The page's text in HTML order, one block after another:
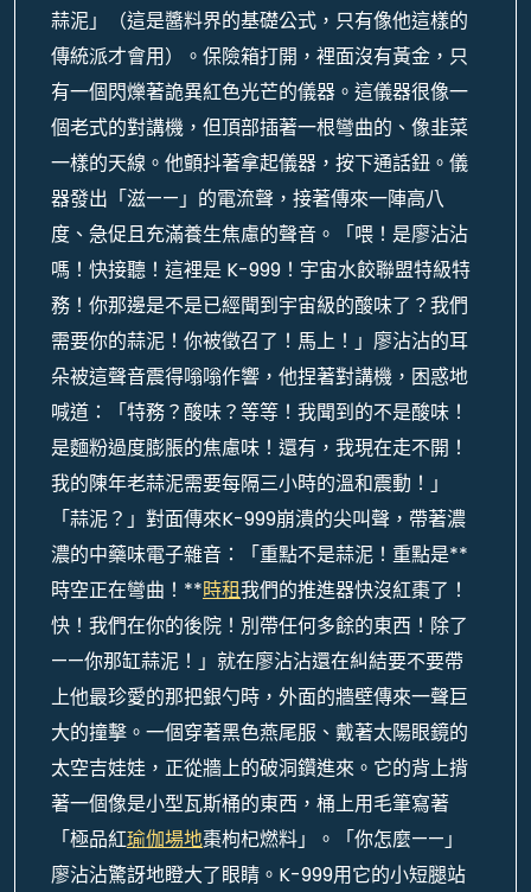
蒜泥」（這是醬料界的基礎公式，只有像他這樣的
傳統派才會用）。保險箱打開，裡面沒有黃金，只
有一個閃爍著詭異紅色光芒的儀器。這儀器很像一
個老式的對講機，但頂部插著一根彎曲的、像韭菜
一樣的天線。他顫抖著拿起儀器，按下通話鈕。儀
器發出「滋——」的電流聲，接著傳來一陣高八
度、急促且充滿養生焦慮的聲音。「喂！是廖沾沾
嗎！快接聽！這裡是 K-999！宇宙水餃聯盟特級特
務！你那邊是不是已經聞到宇宙級的酸味了？我們
需要你的蒜泥！你被徵召了！馬上！」廖沾沾的耳
朵被這聲音震得嗡嗡作響，他捏著對講機，困惑地
喊道：「特務？酸味？等等！我聞到的不是酸味！
是麵粉過度膨脹的焦慮味！還有，我現在走不開！
我的陳年老蒜泥需要每隔三小時的溫和震動！」
「蒜泥？」對面傳來K-999崩潰的尖叫聲，帶著濃
濃的中藥味電子雜音：「重點不是蒜泥！重點是**
時空正在彎曲！**時租我們的推進器快沒紅棗了！
快！我們在你的後院！別帶任何多餘的東西！除了
——你那缸蒜泥！」就在廖沾沾還在糾結要不要帶
上他最珍愛的那把銀勺時，外面的牆壁傳來一聲巨
大的撞擊。一個穿著黑色燕尾服、戴著太陽眼鏡的
太空吉娃娃，正從牆上的破洞鑽進來。它的背上揹
著一個像是小型瓦斯桶的東西，桶上用毛筆寫著
「極品紅瑜伽場地棗枸杞燃料」。「你怎麼——」
廖沾沾驚訝地瞪大了眼睛。K-999用它的小短腿站